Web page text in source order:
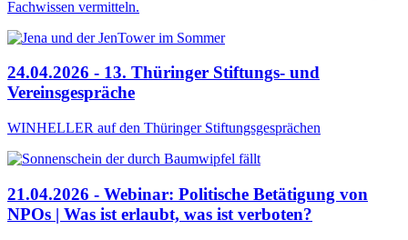
Fachwissen vermitteln.
24.04.2026 - 13. Thüringer Stiftungs- und
Vereinsgespräche
WINHELLER auf den Thüringer Stiftungsgesprächen
21.04.2026 - Webinar: Politische Betätigung von
NPOs | Was ist erlaubt, was ist verboten?